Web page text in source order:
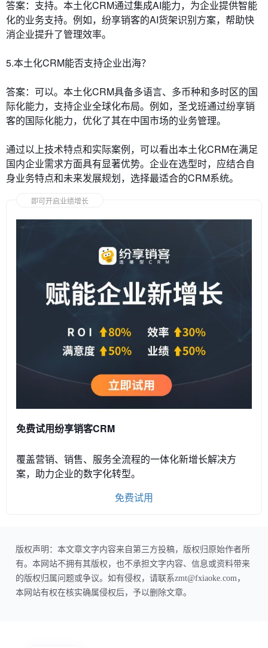
答案：支持。本土化CRM通过集成AI能力，为企业提供智能
化的业务支持。例如，纷享销客的AI货架识别方案，帮助快
消企业提升了管理效率。
5.本土化CRM能否支持企业出海？
答案：可以。本土化CRM具备多语言、多币种和多时区的国
际化能力，支持企业全球化布局。例如，圣戈班通过纷享销
客的国际化能力，优化了其在中国市场的业务管理。
通过以上技术特点和实际案例，可以看出本土化CRM在满足
国内企业需求方面具有显著优势。企业在选型时，应结合自
身业务特点和未来发展规划，选择最适合的CRM系统。
即可开启业绩增长
免费试用纷享销客CRM
覆盖营销、销售、服务全流程的一体化新增长解决方
案，助力企业的数字化转型。
免费试用
版权声明：本文章文字内容来自第三方投稿，版权归原始作者所
有。本网站不拥有其版权，也不承担文字内容、信息或资料带来
的版权归属问题或争议。如有侵权，请联系zmt@fxiaoke.com，
本网站有权在核实确属侵权后，予以删除文章。